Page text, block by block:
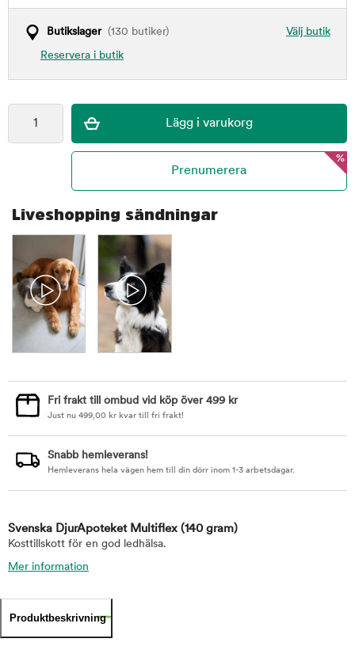
Välj butik
Butikslager(130 butiker)
Reservera i butik
%
Liveshopping sändningar
Fri frakt till ombud vid köp över 499 kr
Just nu 499,00 kr kvar till fri frakt!
Snabb hemleverans!
Hemleverans hela vägen hem till din dörr inom 1-3 arbetsdagar.
Svenska DjurApoteket Multiflex (140 gram)
Kosttillskott för en god ledhälsa.
Mer information
Produktbeskrivning